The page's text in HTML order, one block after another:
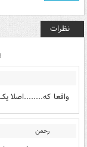
نظرات
واقعا که........اصلا
رحمن